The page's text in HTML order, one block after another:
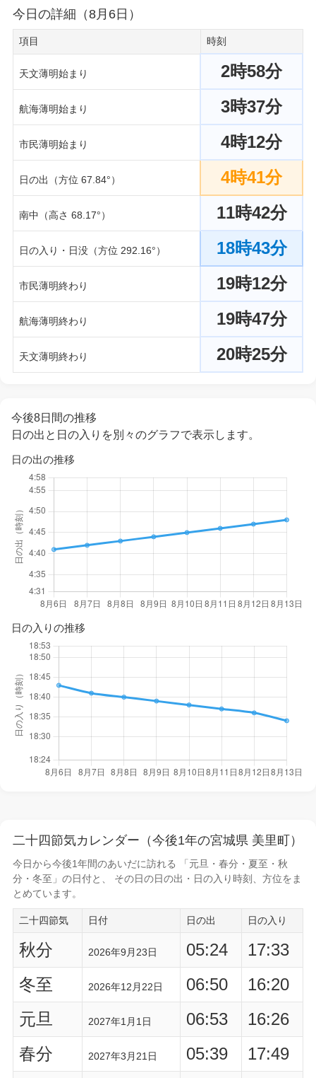
今日の詳細（8月6日）
項目 時刻
天文薄明始まり 2時58分
航海薄明始まり 3時37分
市民薄明始まり 4時12分
日の出（方位 67.84°） 4時41分
南中（高さ 68.17°） 11時42分
日の入り・日没（方位 292.16°） 18時43分
市民薄明終わり 19時12分
航海薄明終わり 19時47分
天文薄明終わり 20時25分
今後8日間の推移
日の出と日の入りを別々のグラフで表示します。
日の出の推移
日の入りの推移
二十四節気カレンダー（今後1年の宮城県 美里町）
今日から今後1年間のあいだに訪れる 「元旦・春分・夏至・秋
分・冬至」の日付と、 その日の日の出・日の入り時刻
、方位をま
とめています。
二十四節気 日付 日の出 日の入り
秋分 2026年9月23日 05:24
17:33
冬至
2026年12月22日 06:50
16:20
元旦
2027年1月1日 06:53
16:26
春分
2027年3月21日 05:39
17:49